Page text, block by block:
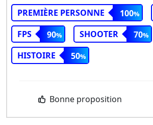
PREMIÈRE PERSONNE
100
FPS
90 SHOOTER
70
HISTOIRE
50
Bonne proposition